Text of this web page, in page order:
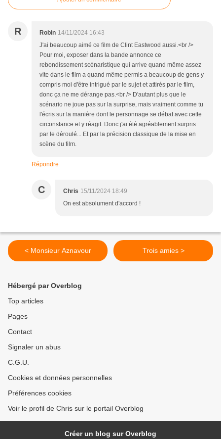
R Robin 14/11/2024 16:43
J'ai beaucoup aimé ce film de Clint Eastwood aussi.<br />
Pour moi, exposer dans la bande annonce ce
rebondissement scénaristique qui arrive quand même assez
vite dans le film a quand même permis a beaucoup de gens y
compris moi d'être intrigué par le sujet et attirés par le film,
donc ça ne me dérange pas.<br /> D'autant plus que le
scénario ne joue pas sur la surprise, mais vraiment comme tu
l'écris sur la manière dont le personnage se débat avec cette
circonstance et y réagit. Donc j'ai été agréablement surpris
par le déroulé... Et par la précision classique de la mise en
scène du film.
Répondre
C Chris 15/11/2024 18:49
On est absolument d'accord !
< Monsieur Aznavour Trois amies >
Hébergé par Overblog
Top articles
Pages
Contact
Signaler un abus
C.G.U.
Cookies et données personnelles
Préférences cookies
Voir le profil de Chris sur le portail Overblog
Créer un blog sur Overblog